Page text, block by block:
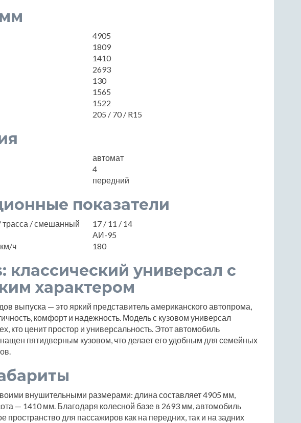
4905
1809
1410
2693
130
1565
1522
205 / 70 / R15
автомат
4
передний
показатели
трасса / смешанный
17 / 11 / 14
АИ-95
ч
180
классический универсал с
характером
выпуска — это яркий представитель американского автопрома,
комфорт и надежность. Модель с кузовом универсал
кто ценит простор и универсальность. Этот автомобиль
пятидверным кузовом, что делает его удобным для семейных
внушительными размерами: длина составляет 4905 мм,
— 1410 мм. Благодаря колесной базе в 2693 мм, автомобиль
пространство для пассажиров как на передних, так и на задних